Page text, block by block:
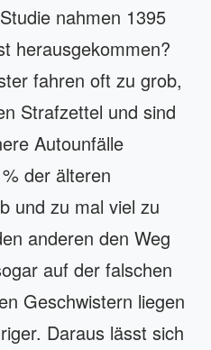
nahmen 1395
herausgekommen?
fahren oft zu grob,
Strafzettel und sind
Autounfälle
der älteren
und zu mal viel zu
anderen den Weg
auf der falschen
Geschwistern liegen
Daraus lässt sich